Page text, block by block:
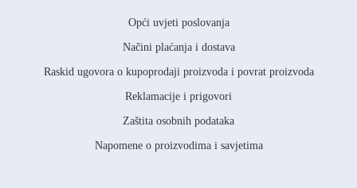
Opći uvjeti poslovanja
Načini plaćanja i dostava
Raskid ugovora o kupoprodaji proizvoda i povrat proizvoda
Reklamacije i prigovori
Zaštita osobnih podataka
Napomene o proizvodima i savjetima